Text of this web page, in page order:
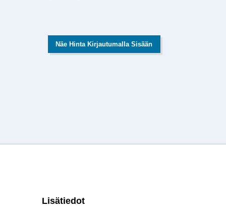
Näe Hinta Kirjautumalla Sisään
Lisätiedot